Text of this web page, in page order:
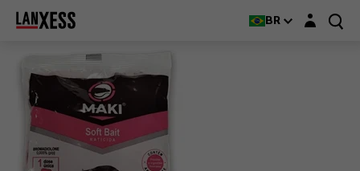
BR Login layer